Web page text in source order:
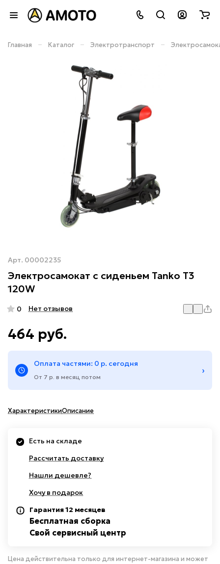
Главная – Каталог – Электротранспорт –
Арт. 00002235
Электросамокат с сиденьем Tanko T3
120W
0 Нет отзывов
464 руб.
Оплата частями: 0 р. сегодня
От 7 р. в месяц потом
›
ХарактеристикиОписание
Есть на складе
Рассчитать доставку
Нашли дешевле?
Хочу в подарок
Гарантия 12 месяцев
Бесплатная сборка
Свой сервисный центр
Цена действительна только для интернет-магазина и может